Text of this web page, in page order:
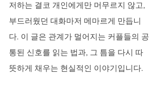
저하는 결코 개인에게만 머무르지 않고,
부드러웠던 대화마저 메마르게 만듭니
다. 이 글은 관계가 멀어지는 커플들의 공
통된 신호를 읽는 법과, 그 틈을 다시 따
뜻하게 채우는 현실적인 이야기입니다.